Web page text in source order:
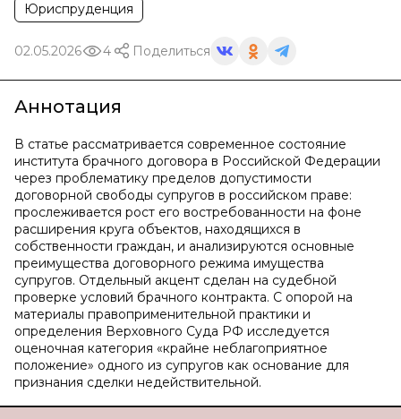
Юриспруденция
02.05.2026 4 Поделиться
Аннотация
В статье рассматривается современное состояние
института брачного договора в Российской Федерации
через проблематику пределов допустимости
договорной свободы супругов в российском праве:
прослеживается рост его востребованности на фоне
расширения круга объектов, находящихся в
собственности граждан, и анализируются основные
преимущества договорного режима имущества
супругов. Отдельный акцент сделан на судебной
проверке условий брачного контракта. С опорой на
материалы правоприменительной практики и
определения Верховного Суда РФ исследуется
оценочная категория «крайне неблагоприятное
положение» одного из супругов как основание для
признания сделки недействительной.